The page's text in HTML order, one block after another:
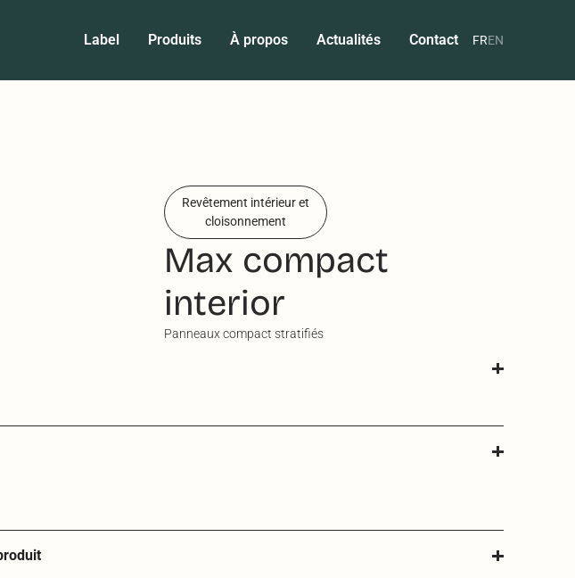
Label Produits À propos Actualités Contact FREN
Revêtement intérieur et
cloisonnement
Max compact
interior
Panneaux compact stratifiés